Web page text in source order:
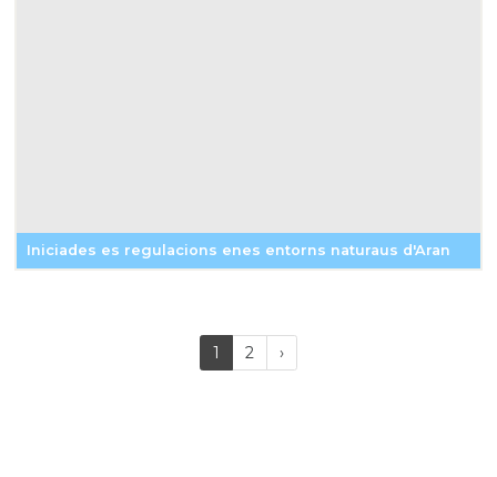
Iniciades es regulacions enes entorns naturaus d'Aran
1 (current)
2 ›Próxima
página